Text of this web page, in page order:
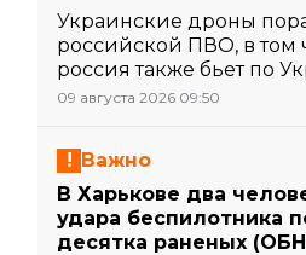
Украинские дроны
российской ПВО, в том
россия также бьет по
09 августа 2026 09:50
Важно
В Харькове два
удара беспилотника
десятка раненых